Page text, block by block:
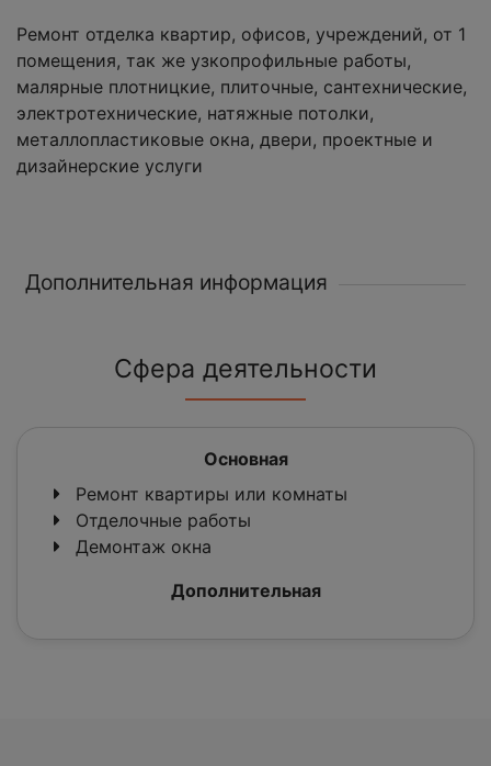
Ремонт отделка квартир, офисов, учреждений, от 1
помещения, так же узкопрофильные работы,
малярные плотницкие, плиточные, сантехнические,
электротехнические, натяжные потолки,
металлопластиковые окна, двери, проектные и
дизайнерские услуги
Дополнительная информация
Сфера деятельности
Основная
Ремонт квартиры или комнаты
Отделочные работы
Демонтаж окна
Дополнительная